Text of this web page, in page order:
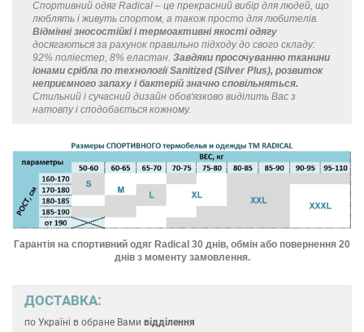
Спортивний одяг Radical – це прекрасний вибір для людей, що
люблять і живуть спортом, а також просто для любителів.
Відмінні зносостійкі і термоактивні якості одягу
досягаються за рахунок правильно підходу до свого складу:
92% поліестер, 8% еластан. Завдяки просочуванню тканини
іонами срібла по технології Sanitized (Silver Plus), розвиток
неприємного запаху і бактерій значно сповільняться.
Стильний і сучасний дизайн обов'язково виділить Вас з
натовпу і сподобається кожному.
Гарантія на спортивний одяг Radical 30 днів, обмін або повернення 20
днів з моменту замовлення.
ДОСТАВКА:
по Україні в обране Вами відділення